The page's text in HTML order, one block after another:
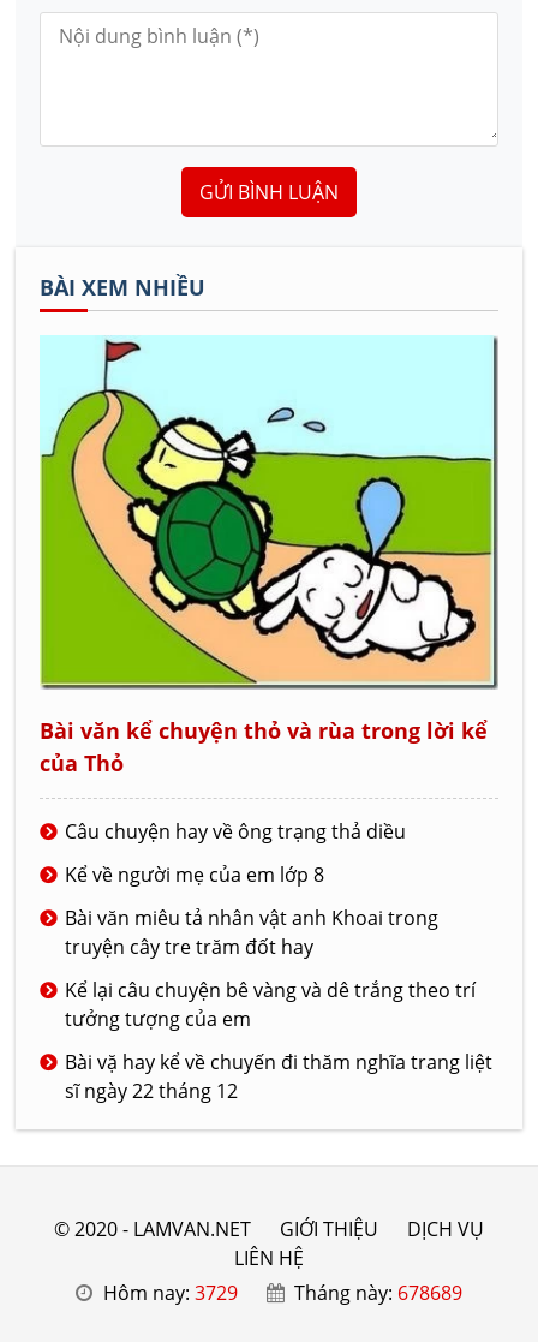
GỬI BÌNH LUẬN
BÀI XEM NHIỀU
Bài văn kể chuyện thỏ và rùa trong lời kể
của Thỏ
Câu chuyện hay về ông trạng thả diều
Kể về người mẹ của em lớp 8
Bài văn miêu tả nhân vật anh Khoai trong
truyện cây tre trăm đốt hay
Kể lại câu chuyện bê vàng và dê trắng theo trí
tưởng tượng của em
Bài vặ hay kể về chuyến đi thăm nghĩa trang liệt
sĩ ngày 22 tháng 12
© 2020 - LAMVAN.NET GIỚI THIỆU
DỊCH VỤ
LIÊN HỆ
Hôm nay: 3729 Tháng này: 678689